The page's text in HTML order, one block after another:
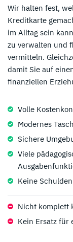
Wir halten fest,
Kreditkarte
im Alltag sein
zu verwalten und
vermitteln.
damit Sie auf
finanziellen
Volle
Modernes
Sichere
Viele
Keine
Nicht komplett
Kein Ersatz für